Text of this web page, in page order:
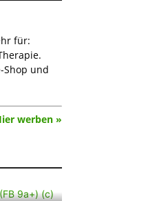
für:
Shop und
werben »